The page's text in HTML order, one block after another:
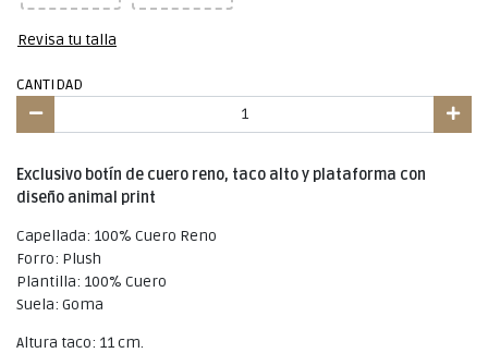
Revisa tu talla
CANTIDAD
Exclusivo botín de cuero reno, taco alto y plataforma con
diseño animal print
Capellada: 100% Cuero Reno
Forro: Plush
Plantilla: 100% Cuero
Suela: Goma
Altura taco: 11 cm.